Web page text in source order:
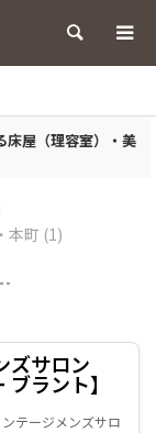
検索
床屋（理容室）・美
本町 (1)
ズサロン
ラント】
テージメンズサロ